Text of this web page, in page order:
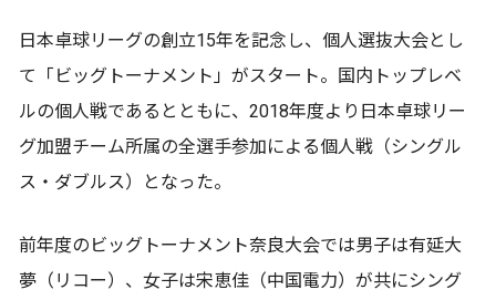
日本卓球リーグの創立15年を記念し、個人選抜大会とし
て「ビッグトーナメント」がスタート。国内トップレベ
ルの個人戦であるとともに、2018年度より日本卓球リー
グ加盟チーム所属の全選手参加による個人戦（シングル
ス・ダブルス）となった。
前年度のビッグトーナメント奈良大会では男子は有延大
夢（リコー）、女子は宋恵佳（中国電力）が共にシング